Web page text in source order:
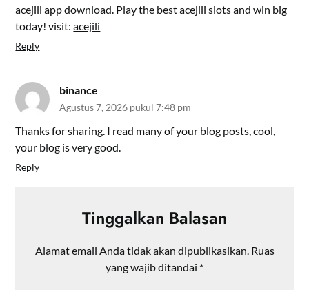
acejili app download. Play the best acejili slots and win big
today! visit:acejili
Reply
binance
Agustus 7, 2026 pukul 7:48 pm
Thanks for sharing. I read many of your blog posts, cool,
your blog is very good.
Reply
Tinggalkan Balasan
Alamat email Anda tidak akan dipublikasikan. Ruas
yang wajib ditandai *